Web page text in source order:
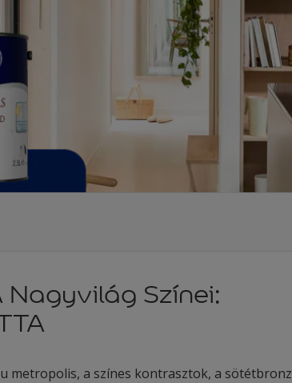
Nagyvilág Színei:
metropolis, a színes kontrasztok, a sötétbronz